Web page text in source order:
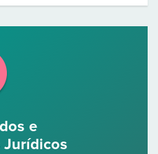
e
Jurídicos